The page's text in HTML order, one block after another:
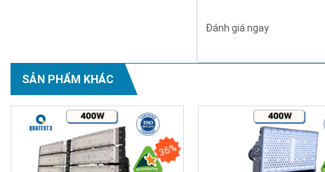
Đánh giá ngay
SẢN PHẨM KHÁC
36%